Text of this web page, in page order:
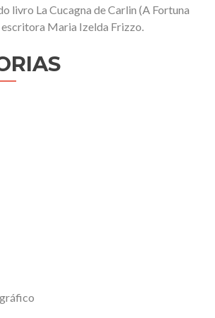
livro La Cucagna de Carlin (A Fortuna
escritora Maria Izelda Frizzo.